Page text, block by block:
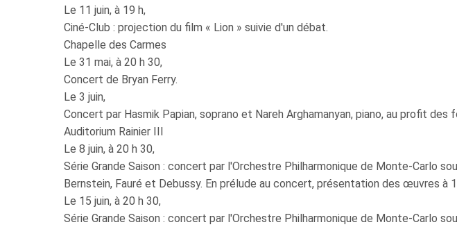
Le 11 juin, à 19 h,
Ciné-Club : projection du film « Lion » suivie d'un débat.
Chapelle des Carmes
Le 31 mai, à 20 h 30,
Concert de Bryan Ferry.
Le 3 juin,
Concert par Hasmik Papian, soprano et Nareh Arghamanyan, piano, au profit
Auditorium Rainier III
Le 8 juin, à 20 h 30,
Série Grande Saison : concert par l'Orchestre Philharmonique de Monte-Carlo
Bernstein, Fauré et Debussy. En prélude au concert, présentation des œuvres à
Le 15 juin, à 20 h 30,
Série Grande Saison : concert par l'Orchestre Philharmonique de Monte-Carlo